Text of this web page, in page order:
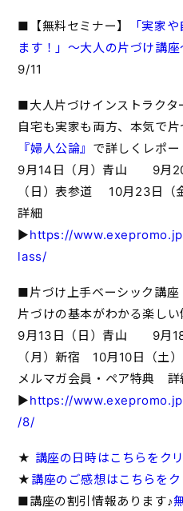
■【無料セミナー】
「実家
ます！」～大人の片づけ講座
9/11
■大人片づけインストラクタ
自宅も実家も両方、本気で
『婦人公論』 で詳しくレポー
9月14日（月）青山 9月
（日）表参道 10月23日（
詳細
▶https://
lass/
■片づけ上手ベーシック講座
片づけの基本がわかる楽し
9月13日（日）青山 9月
（月）新宿 10月10日（土
メルマガ会員・ペア特典 詳
▶https://
/8/
★ 講座の日時はこちらをク
★ 講座のご感想はこちらをク
■講座の割引情報あります♪